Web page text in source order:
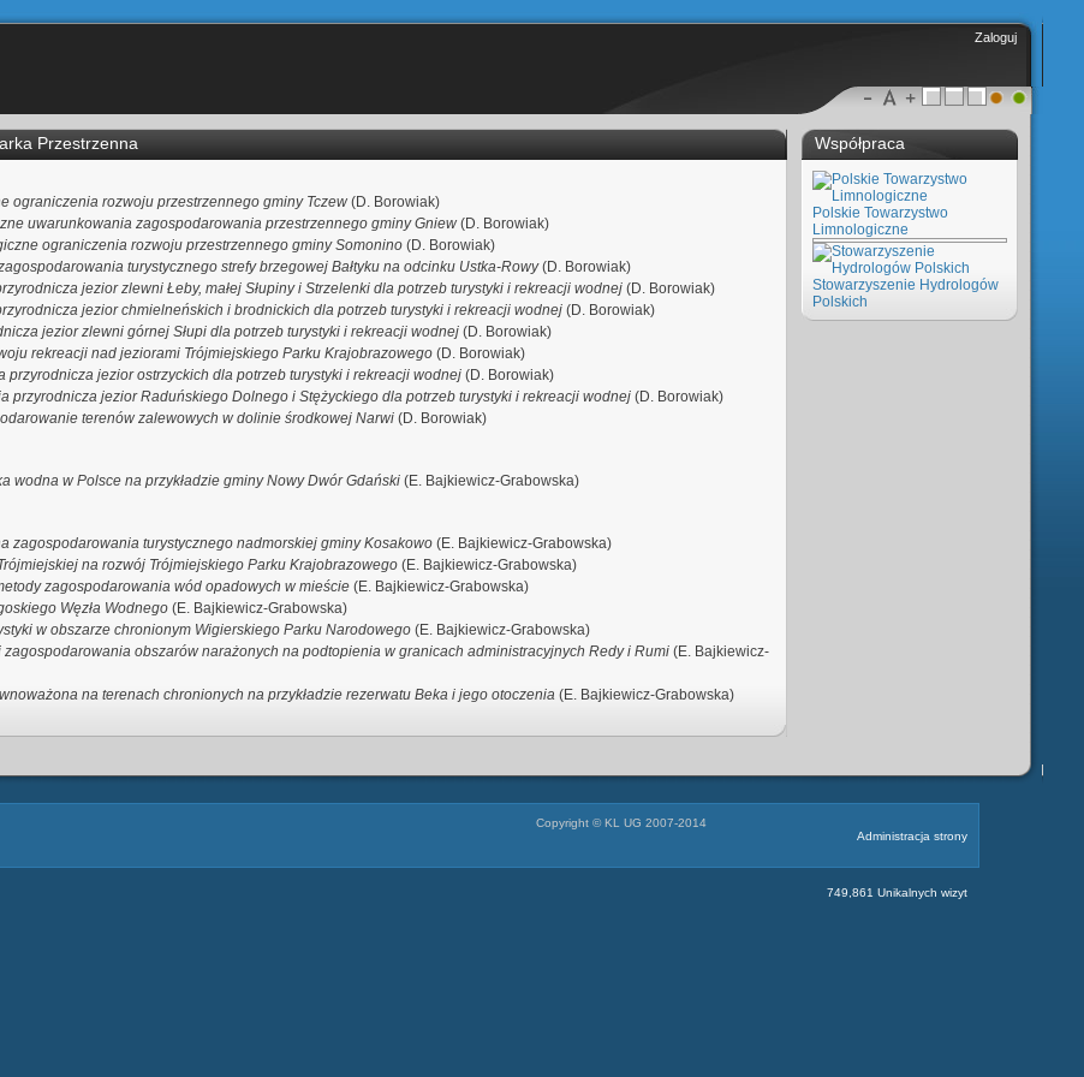
Zaloguj
Współpraca
Polskie Towarzystwo
Limnologiczne
Stowarzyszenie Hydrologów
Polskich
Przestrzenna
ograniczenia rozwoju przestrzennego gminy Tczew (D. Borowiak)
uwarunkowania zagospodarowania przestrzennego gminy Gniew(D. Borowiak)
ograniczenia rozwoju przestrzennego gminy Somonino(D. Borowiak)
turystycznego strefy brzegowej Bałtyku na odcinku Ustka-Rowy(D. Borowiak)
jezior zlewni Łeby, małej Słupiny i Strzelenki dla potrzeb turystyki i rekreacji wodnej(D. Borowiak)
jezior chmielneńskich i brodnickich dla potrzeb turystyki i rekreacji wodnej(D. Borowiak)
jezior zlewni górnej Słupi dla potrzeb turystyki i rekreacji wodnej(D. Borowiak)
rekreacji nad jeziorami Trójmiejskiego Parku Krajobrazowego (D. Borowiak)
przyrodnicza jezior ostrzyckich dla potrzeb turystyki i rekreacji wodnej(D. Borowiak)
przyrodnicza jezior Raduńskiego Dolnego i Stężyckiego dla potrzeb turystyki i rekreacji wodnej (D. Borowiak)
terenów zalewowych w dolinie środkowej Narwi(D. Borowiak)
wodna w Polsce na przykładzie gminy Nowy Dwór Gdański(E. Bajkiewicz-Grabowska)
zagospodarowania turystycznego nadmorskiej gminy Kosakowo(E. Bajkiewicz-Grabowska)
na rozwój Trójmiejskiego Parku Krajobrazowego(E. Bajkiewicz-Grabowska)
zagospodarowania wód opadowych w mieście(E. Bajkiewicz-Grabowska)
Węzła Wodnego (E. Bajkiewicz-Grabowska)
w obszarze chronionym Wigierskiego Parku Narodowego(E. Bajkiewicz-Grabowska)
zagospodarowania obszarów narażonych na podtopienia w granicach administracyjnych Redy i Rumi (E. Bajkiewicz-
na terenach chronionych na przykładzie rezerwatu Beka i jego otoczenia (E. Bajkiewicz-Grabowska)
Copyright © KL UG 2007-2014
Administracja strony
749,861 Unikalnych wizyt